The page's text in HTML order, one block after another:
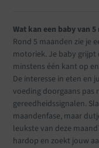
Wat kan een baby van
Rond 5 maanden zie je
motoriek. Je baby
minstens één kant op
De interesse in eten en
voeding doorgaans pas
gereedheidssignalen.
maandenfase, maar
leukste van deze
hardop en zoekt jouw